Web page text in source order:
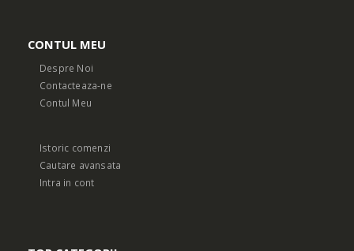
CONTUL MEU
Despre Noi
Contacteaza-ne
Contul Meu
Istoric comenzi
Cautare avansata
Intra in cont